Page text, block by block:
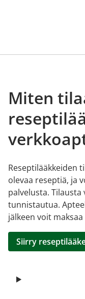
Miten
Reseptilääkkeiden
olevaa reseptiä, ja
palvelusta.
tunnistautua.
jälkeen voit
Siirry